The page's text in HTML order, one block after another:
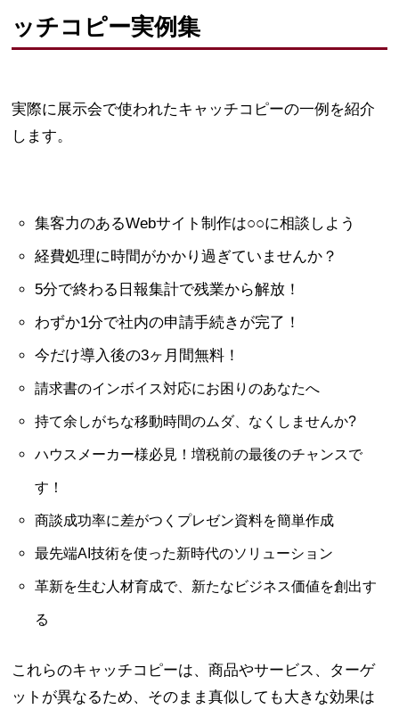
ッチコピー実例集
実際に展示会で使われたキャッチコピーの一例を紹介
します。
集客力のあるWebサイト制作は○○に相談しよう
経費処理に時間がかかり過ぎていませんか？
5分で終わる日報集計で残業から解放！
わずか1分で社内の申請手続きが完了！
今だけ導入後の3ヶ月間無料！
請求書のインボイス対応にお困りのあなたへ
持て余しがちな移動時間のムダ、なくしませんか?
ハウスメーカー様必見！増税前の最後のチャンスで
す！
商談成功率に差がつくプレゼン資料を簡単作成
最先端AI技術を使った新時代のソリューション
革新を生む人材育成で、新たなビジネス価値を創出す
る
これらのキャッチコピーは、商品やサービス、ターゲ
ットが異なるため、そのまま真似しても大きな効果は